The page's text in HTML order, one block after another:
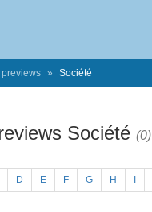
previews Société
Société (0)
D E F G H